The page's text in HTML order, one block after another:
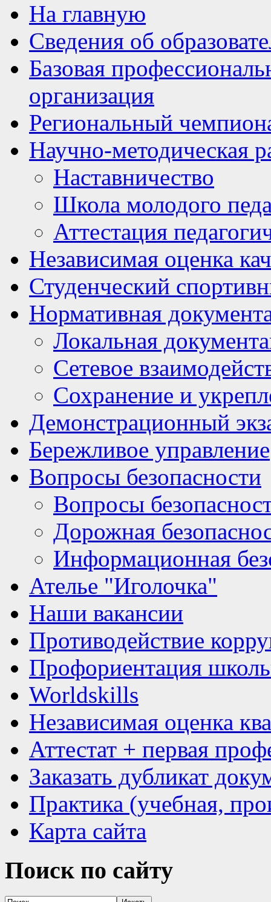
На главную
Сведения об
Базовая
организация
Региональный
Научно-методическая
Наставничество
Школа молодого
Аттестация
Независимая оценка
Студенческий
Нормативная
Локальная
Сетевое
Сохранение и
Демонстрационный
Бережливое управление
Вопросы безопасности
Вопросы
Дорожная
Информационная
Ателье "Иголочка"
Наши вакансии
Противодействие
Профориентация
Worldskills
Независимая оценка
Аттестат + первая
Заказать дубликат
Практика (учебная,
Карта сайта
Поиск по сайту